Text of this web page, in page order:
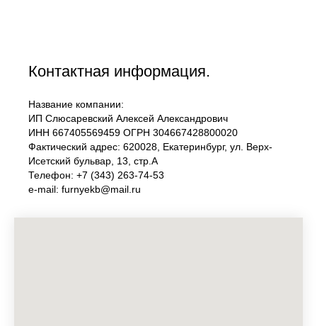
Контактная информация.
Название компании:
ИП Слюсаревский Алексей Александрович
ИНН 667405569459 ОГРН 304667428800020
Фактический адрес: 620028, Екатеринбург, ул. Верх-
Исетский бульвар, 13, стр.А
Телефон: +7 (343) 263-74-53
e-mail: furnyekb@mail.ru